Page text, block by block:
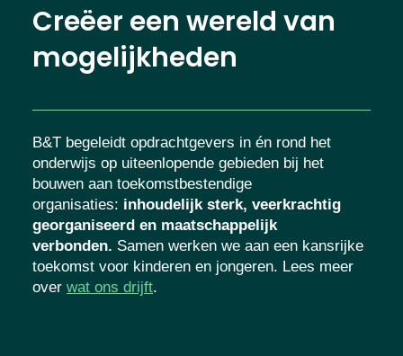
Creëer een wereld van
mogelijkheden
B&T begeleidt opdrachtgevers in én rond het
onderwijs op uiteenlopende gebieden bij het
bouwen aan toekomstbestendige
organisaties: inhoudelijk sterk, veerkrachtig
georganiseerd en maatschappelijk
verbonden. Samen werken we aan een kansrijke
toekomst voor kinderen en jongeren. Lees meer
over wat ons drijft.